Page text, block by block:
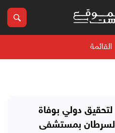
القائمة
دولي بوفاة
بمستشفى